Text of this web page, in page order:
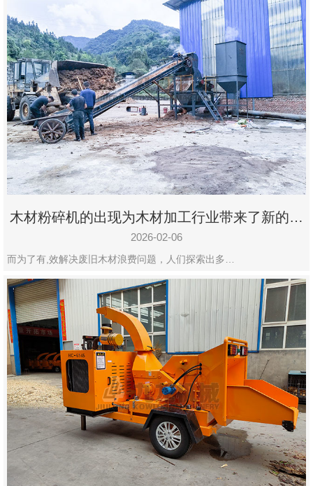
木材粉碎机的出现为木材加工行业带来了新的变
化
2026-02-06
而为了有,效解决废旧木材浪费问题，人们探索出多…